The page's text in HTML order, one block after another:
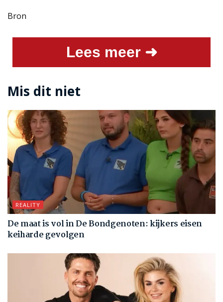
Bron
Lees meer ➜
Mis dit niet
REALITY
De maat is vol in De Bondgenoten: kijkers eisen
keiharde gevolgen